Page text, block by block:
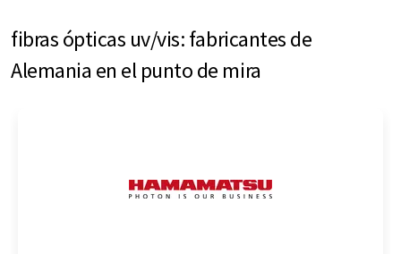
fibras ópticas uv/vis: fabricantes de
Alemania en el punto de mira